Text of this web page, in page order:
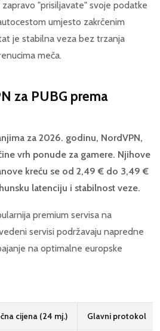
"prisiljavate" svoje podatke
umjesto zakrčenim
je stabilna veza bez trzanja
meča.
za PUBG prema
za 2026. godinu, NordVPN,
vrh ponude za gamere. Njihove
kreću se od 2,49 € do 3,49 €
latenciju i stabilnost veze.
premium servisa na
servisi podržavaju napredne
na optimalne europske
cijena (24 mj.) Glavni protokol